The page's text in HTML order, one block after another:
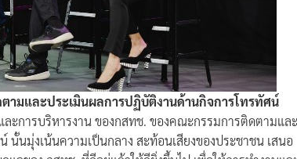
ามและประเมินผลการปฏิบัติงานด้านกิจการโทรทัศน์
ะการบริหารงาน ของกสทช. ของคณะกรรมการติดตามและ
นมุ่งเน้นความเป็นกลาง สะท้อนเสียงของประชาชน เสนอ
ลของ กสทช. ที่ดีอยู่แล้วให้ดียิ่งขึ้นไป เพื่อให้การทำงานและ